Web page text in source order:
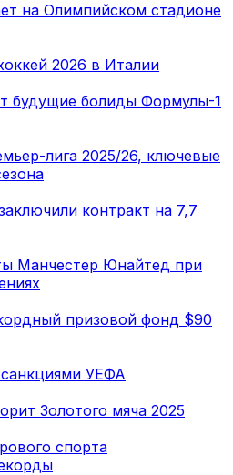
на Олимпийском стадионе
2026 в Италии
будущие болиды Формулы-1
лига 2025/26, ключевые
контракт на 7,7
Манчестер Юнайтед при
призовой фонд $90
УЕФА
Золотого мяча 2025
спорта